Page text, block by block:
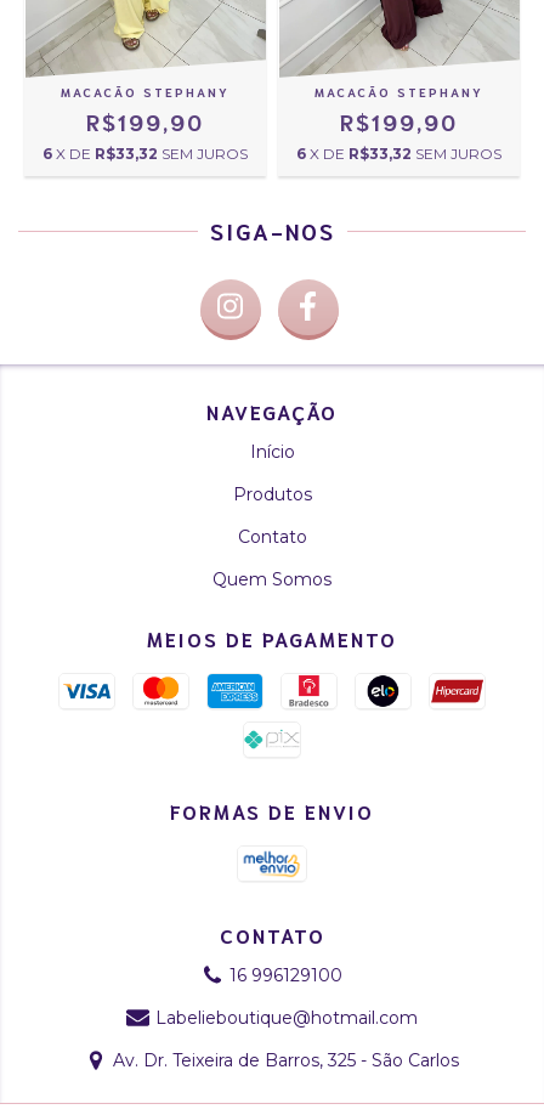
MACACÃO STEPHANY
R$199,90
6 X DE R$33,32 SEM JUROS
MACACÃO STEPHANY
R$199,90
6 X DE R$33,32 SEM JUROS
SIGA-NOS
NAVEGAÇÃO
Início
Produtos
Contato
Quem Somos
MEIOS DE PAGAMENTO
FORMAS DE ENVIO
CONTATO
16 996129100
Labelieboutique@hotmail.com
Av. Dr. Teixeira de Barros, 325 - São Carlos